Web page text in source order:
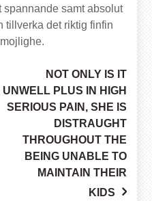
spannande samt absolut
tillverka det riktig finfin
NOT ONLY IS IT
UNWELL PLUS IN HIGH
SERIOUS PAIN, SHE IS
DISTRAUGHT
THROUGHOUT THE
BEING UNABLE TO
MAINTAIN THEIR
KIDS